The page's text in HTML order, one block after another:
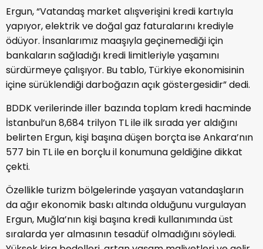
Ergun, “Vatandaş market alışverişini kredi kartıyla
yapıyor, elektrik ve doğal gaz faturalarını krediyle
ödüyor. İnsanlarımız maaşıyla geçinemediği için
bankaların sağladığı kredi limitleriyle yaşamını
sürdürmeye çalışıyor. Bu tablo, Türkiye ekonomisinin
içine sürüklendiği darboğazın açık göstergesidir” dedi.
BDDK verilerinde iller bazında toplam kredi hacminde
İstanbul’un 8,684 trilyon TL ile ilk sırada yer aldığını
belirten Ergun, kişi başına düşen borçta ise Ankara’nın
577 bin TL ile en borçlu il konumuna geldiğine dikkat
çekti.
Özellikle turizm bölgelerinde yaşayan vatandaşların
da ağır ekonomik baskı altında olduğunu vurgulayan
Ergun, Muğla’nın kişi başına kredi kullanımında üst
sıralarda yer almasının tesadüf olmadığını söyledi.